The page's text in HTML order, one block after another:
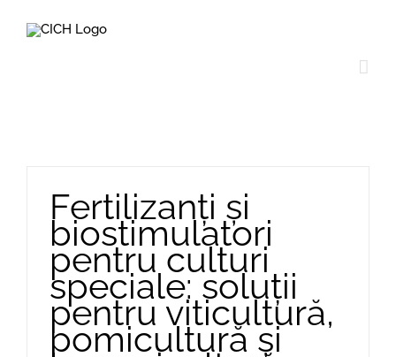
Fertilizanți și
biostimulatori
pentru culturi
speciale: soluții
pentru viticultură,
pomicultură și